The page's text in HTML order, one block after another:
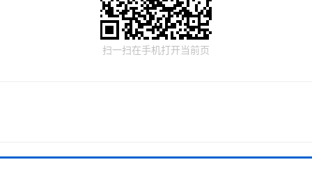
扫一扫在手机打开当前页